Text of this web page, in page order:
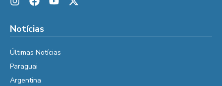
Notícias
Últimas Notícias
Paraguai
Argentina